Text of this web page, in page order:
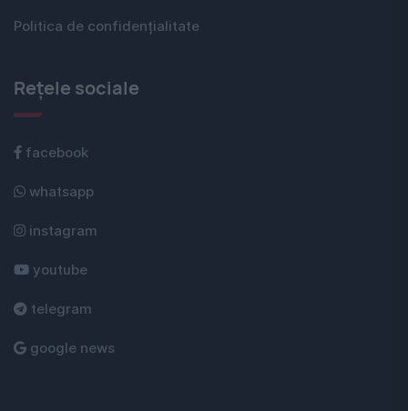
Politica de confidențialitate
Rețele sociale
facebook
whatsapp
instagram
youtube
telegram
google news